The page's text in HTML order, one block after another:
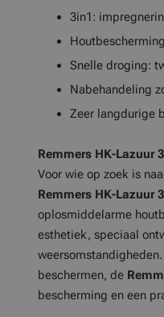
3in1:
Snelle droging:
Nabehandeling
Zeer langdurige
Remmers HK-Lazuur
Voor wie op zoek is
Remmers HK-Lazuur
oplosmiddelarme
esthetiek, speciaal
beschermen, de
bescherming en een